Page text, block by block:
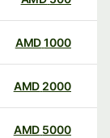
1000
AMD
2000
AMD
5000
AMD